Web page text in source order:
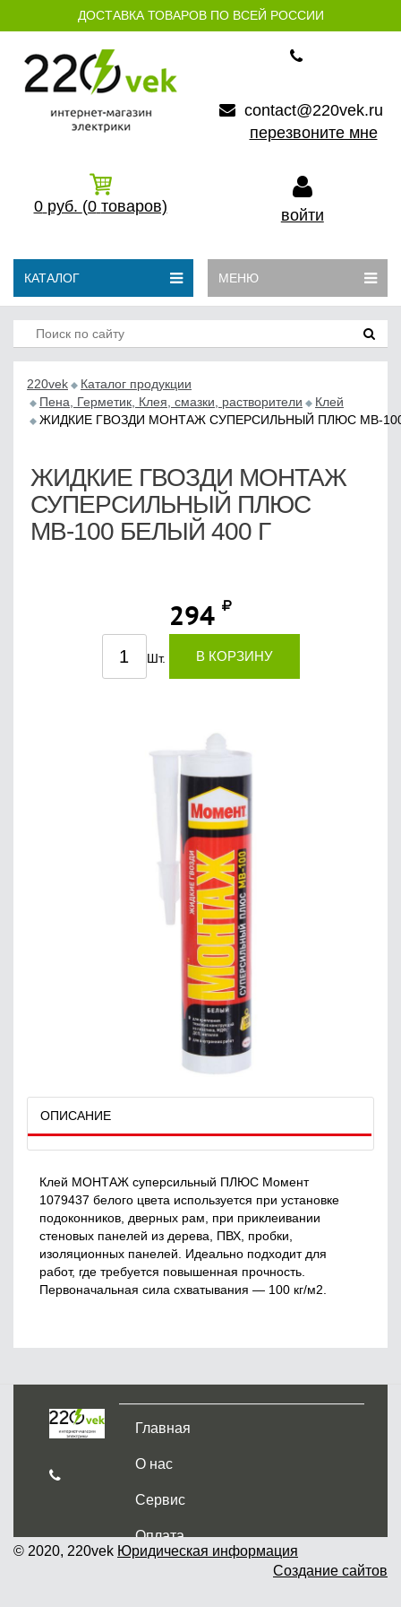
ДОСТАВКА ТОВАРОВ ПО ВСЕЙ РОССИИ
contact@220vek.ru
перезвоните мне
0 руб. (0 товаров) войти
КАТАЛОГ МЕНЮ
220vek
Каталог продукции
Пена, Герметик, Клея, смазки, растворители
Клей
ЖИДКИЕ ГВОЗДИ МОНТАЖ СУПЕРСИЛЬНЫЙ ПЛЮС МВ-
ЖИДКИЕ ГВОЗДИ МОНТАЖ
СУПЕРСИЛЬНЫЙ ПЛЮС
МВ-100 БЕЛЫЙ 400 Г
294
Шт. В КОРЗИНУ
ОПИСАНИЕ
Клей МОНТАЖ суперсильный ПЛЮС Момент
1079437 белого цвета используется при установке
подоконников, дверных рам, при приклеивании
стеновых панелей из дерева, ПВХ, пробки,
изоляционных панелей. Идеально подходит для
работ, где требуется повышенная прочность.
Первоначальная сила схватывания — 100 кг/м2.
Главная
О нас
Сервис
Оплата
Доставка и самовывоз
© 2020, 220vek Юридическая информация
Создание сайтов